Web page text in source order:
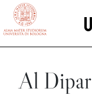
vai al contenuto della
Al